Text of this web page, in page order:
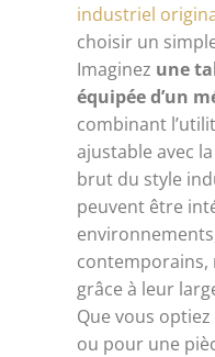
industriel
choisir un
Imaginez une
équipée d’un
combinant
ajustable avec
brut du style
peuvent être
contemporains,
grâce à leur
Que vous
ou pour une